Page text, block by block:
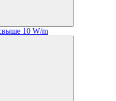
10 W/m